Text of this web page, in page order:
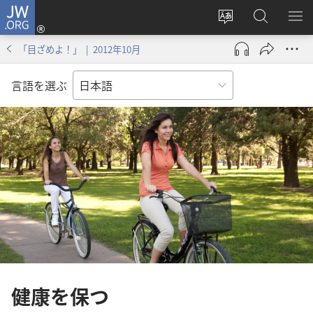
JW.ORG
サ
イ
ト
の
言
語
を
変
え
る
ロ
グ
ン
し
い
タ
ブ
で
開
く）
JW.ORG
の
検
メ
を
「目ざめよ！」 | 2012年10月
言語を選ぶ
健康を保つ